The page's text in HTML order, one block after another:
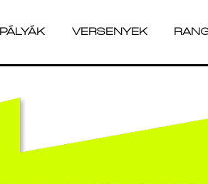
PÁLYÁK VERSENYEK